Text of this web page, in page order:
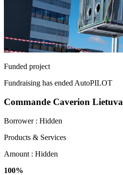
Funded project
Fundraising has ended AutoPILOT
Commande Caverion Lietuva
Borrower : Hidden
Products & Services
Amount : Hidden
100%